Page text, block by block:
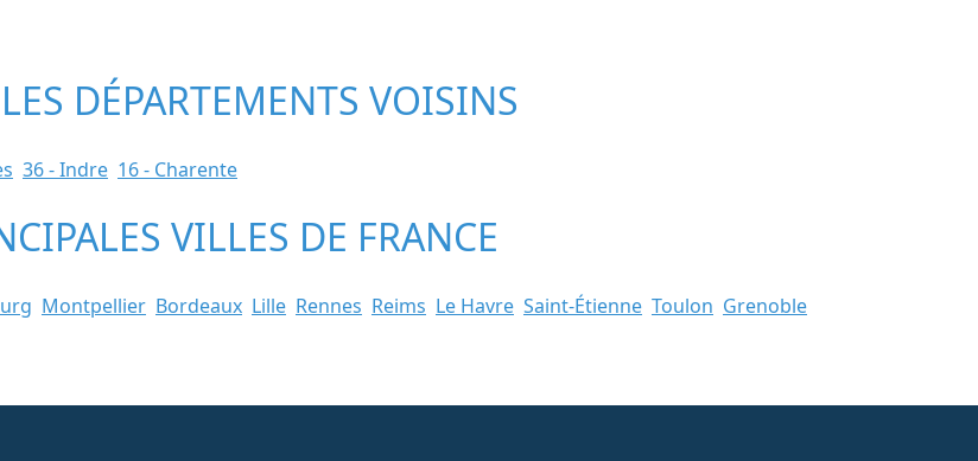
DÉPARTEMENTS VOISINS
36 - Indre 16 - Charente
VILLES DE FRANCE
Montpellier Bordeaux Lille Rennes Reims Le Havre Saint-Étienne Toulon Grenoble